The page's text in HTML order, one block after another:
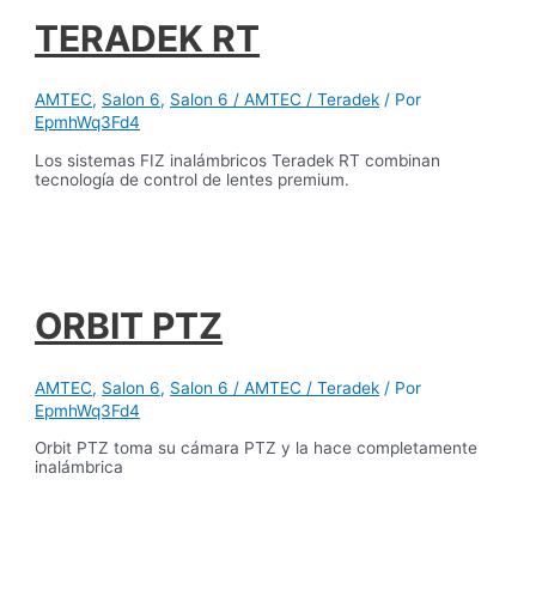
TERADEK RT
AMTEC, Salon 6, Salon 6 / AMTEC / Teradek / Por
EpmhWq3Fd4
Los sistemas FIZ inalámbricos Teradek RT combinan
tecnología de control de lentes premium.
ORBIT PTZ
AMTEC, Salon 6, Salon 6 / AMTEC / Teradek / Por
EpmhWq3Fd4
Orbit PTZ toma su cámara PTZ y la hace completamente
inalámbrica